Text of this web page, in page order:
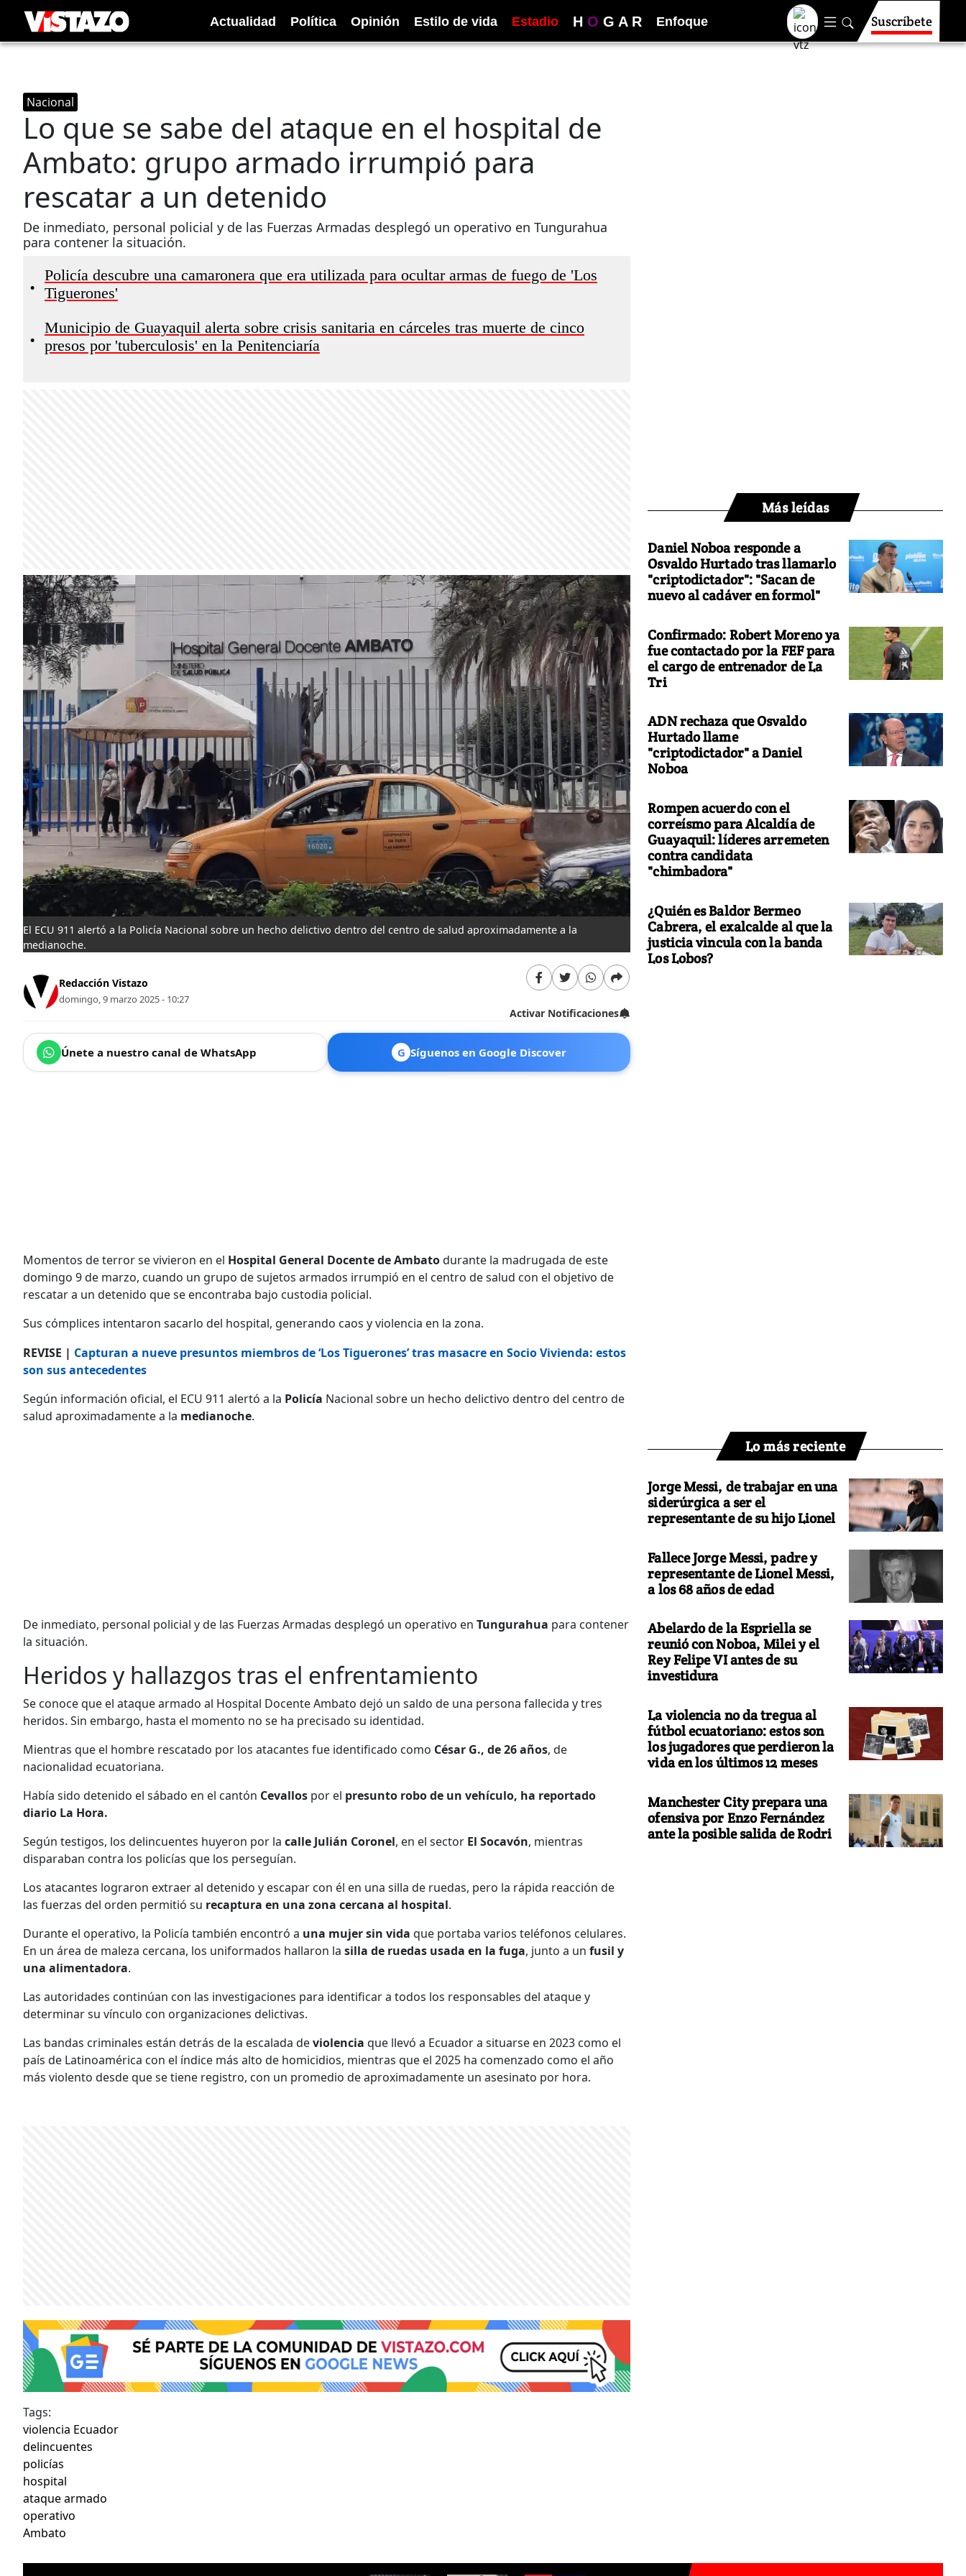
Actualidad Política Opinión Estilo de vida Estadio H O G A R Enfoque Suscríbete
Nacional
Lo que se sabe del ataque en el hospital de
Ambato: grupo armado irrumpió para
rescatar a un detenido
De inmediato, personal policial y de las Fuerzas Armadas desplegó un operativo en Tungurahua
para contener la situación.
•
Policía descubre una camaronera que era utilizada para ocultar armas de fuego de 'Los
Tiguerones'
•
Municipio de Guayaquil alerta sobre crisis sanitaria en cárceles tras muerte de cinco
presos por 'tuberculosis' en la Penitenciaría
El ECU 911 alertó a la Policía Nacional sobre un hecho delictivo dentro del centro de salud aproximadamente a la
medianoche.
Redacción Vistazo
domingo, 9 marzo 2025 - 10:27
Activar Notificaciones
Únete a nuestro canal de WhatsApp G Síguenos en Google Discover
Momentos de terror se vivieron en el Hospital General Docente de Ambatodurante la madrugada de este
domingo 9 de marzo, cuando un grupo de sujetos armados irrumpió en el centro de salud con el objetivo de
rescatar a un detenido que se encontraba bajo custodia policial.
Sus cómplices intentaron sacarlo del hospital, generando caos y violencia en la zona.
REVISE | Capturan a nueve presuntos miembros de ‘Los Tiguerones’ tras masacre en Socio Vivienda: estos
son sus antecedentes
Según información oficial, el ECU 911 alertó a la Policía Nacional sobre un hecho delictivo dentro del centro de
salud aproximadamente a la medianoche.
De inmediato, personal policial y de las Fuerzas Armadas desplegó un operativo en Tungurahua para contener
la situación.
Heridos y hallazgos tras el enfrentamiento
Se conoce que el ataque armado al Hospital Docente Ambato dejó un saldo de una persona fallecida y tres
heridos. Sin embargo, hasta el momento no se ha precisado su identidad.
Mientras que el hombre rescatado por los atacantes fue identificado como César G., de 26 años, de
nacionalidad ecuatoriana.
Había sido detenido el sábado en el cantón Cevallos por el presunto robo de un vehículo, ha reportado
diario La Hora.
Según testigos, los delincuentes huyeron por la calle Julián Coronel, en el sector El Socavón, mientras
disparaban contra los policías que los perseguían.
Los atacantes lograron extraer al detenido y escapar con él en una silla de ruedas, pero la rápida reacción de
las fuerzas del orden permitió su recaptura en una zona cercana al hospital.
Durante el operativo, la Policía también encontró a una mujer sin vida que portaba varios teléfonos celulares.
En un área de maleza cercana, los uniformados hallaron la silla de ruedas usada en la fuga, junto a un fusil y
una alimentadora.
Las autoridades continúan con las investigaciones para identificar a todos los responsables del ataque y
determinar su vínculo con organizaciones delictivas.
Las bandas criminales están detrás de la escalada deviolencia que llevó a Ecuador a situarse en 2023 como el
país de Latinoamérica con el índice más alto de homicidios, mientras que el 2025 ha comenzado como el año
más violento desde que se tiene registro, con un promedio de aproximadamente un asesinato por hora.
Tags:
violencia Ecuador
delincuentes
policías
hospital
ataque armado
operativo
Ambato
Más leídas
Daniel Noboa responde a
Osvaldo Hurtado tras llamarlo
"criptodictador": "Sacan de
nuevo al cadáver en formol"
Confirmado: Robert Moreno ya
fue contactado por la FEF para
el cargo de entrenador de La
Tri
ADN rechaza que Osvaldo
Hurtado llame
"criptodictador" a Daniel
Noboa
Rompen acuerdo con el
correísmo para Alcaldía de
Guayaquil: líderes arremeten
contra candidata
"chimbadora"
¿Quién es Baldor Bermeo
Cabrera, el exalcalde al que la
justicia vincula con la banda
Los Lobos?
Lo más reciente
Jorge Messi, de trabajar en una
siderúrgica a ser el
representante de su hijo Lionel
Fallece Jorge Messi, padre y
representante de Lionel Messi,
a los 68 años de edad
Abelardo de la Espriella se
reunió con Noboa, Milei y el
Rey Felipe VI antes de su
investidura
La violencia no da tregua al
fútbol ecuatoriano: estos son
los jugadores que perdieron la
vida en los últimos 12 meses
Manchester City prepara una
ofensiva por Enzo Fernández
ante la posible salida de Rodri